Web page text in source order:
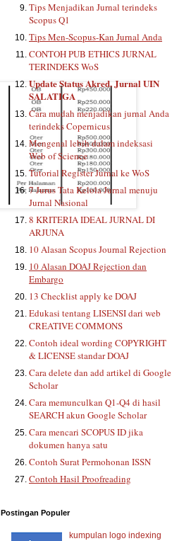
Tips Menjadikan Jurnal terindeks
Scopus Q1
Tips Men-Scopus-Kan Jurnal Anda
CONTOH PUB ETHICS JURNAL
TERINDEKS WoS
Update Status Akred. Jurnal UIN
SALATIGA
Cara mudah menjadikan jurnal Anda
terindeks Copernicus
Mengenal lebih dalam indeksasi
Web of Science
Tutorial Register Jurnal ke WoS
7 Jurus Tata Kelola Jurnal menuju
Jurnal Nasional
8 KRITERIA IDEAL JURNAL DI
ARJUNA
10 Alasan Scopus Journal Rejection
10 Alasan DOAJ Rejection dan
Embargo
13 Checklist apply ke DOAJ
Edukasi tentang LISENSI dari web
CREATIVE COMMONS
Contoh ideal wording COPYRIGHT
& LICENSE standar DOAJ
Cara delete dan add artikel di Google
Scholar
Cara memunculkan Q1-Q4 di hasil
SEARCH akun Google Scholar
Cara mencari SCOPUS ID jika
dokumen hanya satu
Contoh Surat Permohonan ISSN
Contoh Hasil Proofreading
Postingan Populer
kumpulan logo indexing